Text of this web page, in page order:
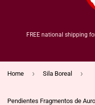
FREE national shipping
Home › Sila Boreal ›
Pendientes Fragmentos de